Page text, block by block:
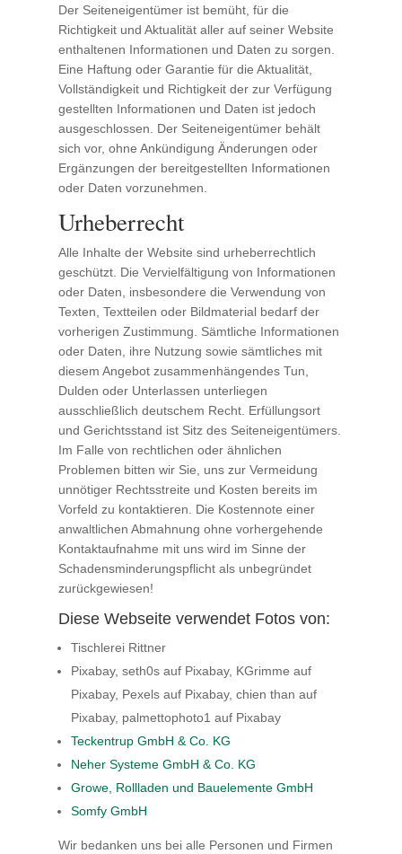
Der Seiteneigentümer ist bemüht, für die
Richtigkeit und Aktualität aller auf seiner Website
enthaltenen Informationen und Daten zu sorgen.
Eine Haftung oder Garantie für die Aktualität,
Vollständigkeit und Richtigkeit der zur Verfügung
gestellten Informationen und Daten ist jedoch
ausgeschlossen. Der Seiteneigentümer behält
sich vor, ohne Ankündigung Änderungen oder
Ergänzungen der bereitgestellten Informationen
oder Daten vorzunehmen.
Urheberrecht
Alle Inhalte der Website sind urheberrechtlich
geschützt. Die Vervielfältigung von Informationen
oder Daten, insbesondere die Verwendung von
Texten, Textteilen oder Bildmaterial bedarf der
vorherigen Zustimmung. Sämtliche Informationen
oder Daten, ihre Nutzung sowie sämtliches mit
diesem Angebot zusammenhängendes Tun,
Dulden oder Unterlassen unterliegen
ausschließlich deutschem Recht. Erfüllungsort
und Gerichtsstand ist Sitz des Seiteneigentümers.
Im Falle von rechtlichen oder ähnlichen
Problemen bitten wir Sie, uns zur Vermeidung
unnötiger Rechtsstreite und Kosten bereits im
Vorfeld zu kontaktieren. Die Kostennote einer
anwaltlichen Abmahnung ohne vorhergehende
Kontaktaufnahme mit uns wird im Sinne der
Schadensminderungspflicht als unbegründet
zurückgewiesen!
Diese Webseite verwendet Fotos von:
Tischlerei Rittner
Pixabay, seth0s auf Pixabay, KGrimme auf
Pixabay, Pexels auf Pixabay, chien than auf
Pixabay, palmettophoto1 auf Pixabay
Teckentrup GmbH & Co. KG
Neher Systeme GmbH & Co. KG
Growe, Rollladen und Bauelemente GmbH
Somfy GmbH
Wir bedanken uns bei alle Personen und Firmen